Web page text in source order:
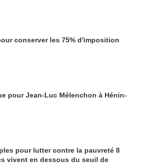
conserver les 75% d'imposition
pour Jean-Luc Mélenchon à Hénin-
pour lutter contre la pauvreté 8
vivent en dessous du seuil de